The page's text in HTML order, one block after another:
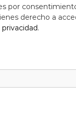
por
derecho a
.